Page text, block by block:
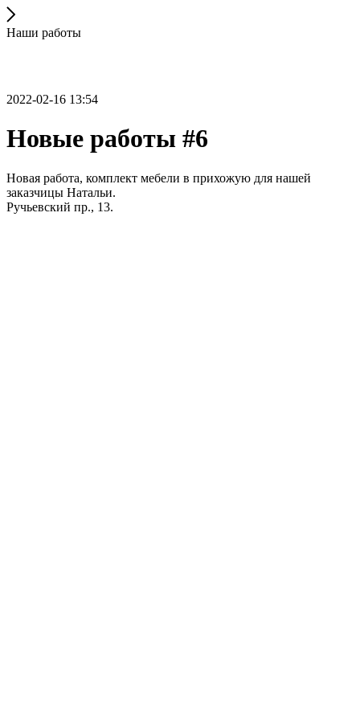
Наши работы
2022-02-16 13:54
Новые работы #6
Новая работа, комплект мебели в прихожую для нашей
заказчицы Натальи.
Ручьевский пр., 13.